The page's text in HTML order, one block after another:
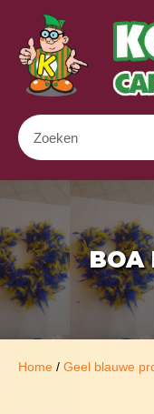
BOA
Home / Geel blauwe